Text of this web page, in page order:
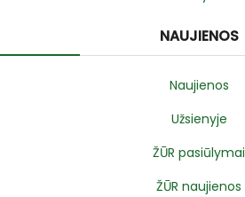
NAUJIENOS
Naujienos
Užsienyje
ŽŪR pasiūlymai
ŽŪR naujienos